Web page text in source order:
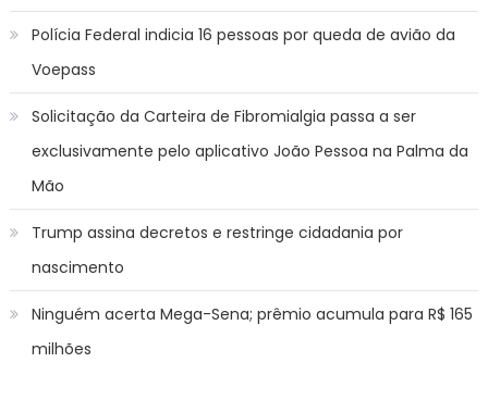
Polícia Federal indicia 16 pessoas por queda de avião da
Voepass
Solicitação da Carteira de Fibromialgia passa a ser
exclusivamente pelo aplicativo João Pessoa na Palma da
Mão
Trump assina decretos e restringe cidadania por
nascimento
Ninguém acerta Mega-Sena; prêmio acumula para R$ 165
milhões